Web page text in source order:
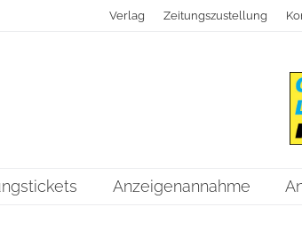
Verlag Zeitungszustellung
Anzeigenannahme